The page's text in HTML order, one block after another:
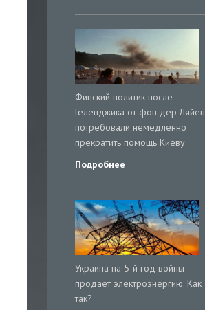
Финский политик после
Геленджика от фон дер Ляйен
потребовали немедленно
прекратить помощь Киеву
Подробнее
Украина на 5-й год войны
продаёт электроэнергию. Как
так?